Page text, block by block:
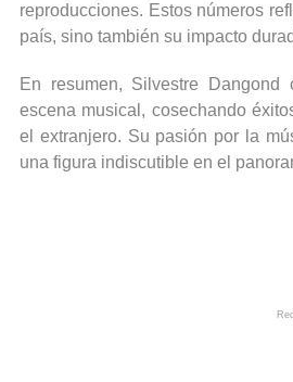
reproducciones. Estos números
país, sino también su impacto
En resumen, Silvestre Dangond
escena musical, cosechando
el extranjero. Su pasión por la
una figura indiscutible en el